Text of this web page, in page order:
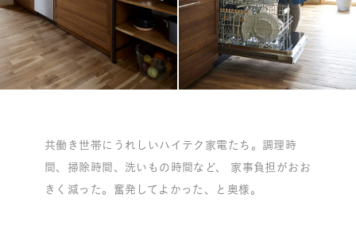
共働き世帯にうれしいハイテク家電たち。調理時
間、掃除時間、洗いもの時間など、 家事負担がおお
きく減った。奮発してよかった、と奥様。